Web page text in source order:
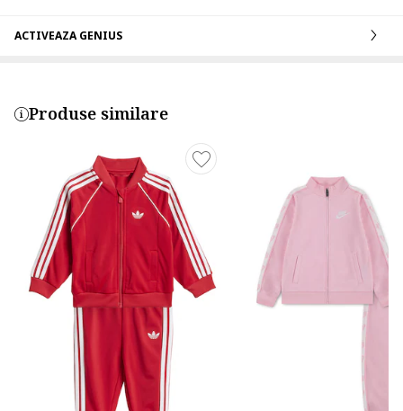
ACTIVEAZA GENIUS
Produse similare